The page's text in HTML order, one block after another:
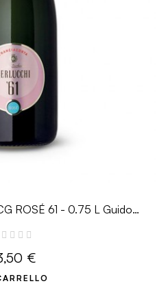
ROSÉ 61 - 0.75 L Guido
€